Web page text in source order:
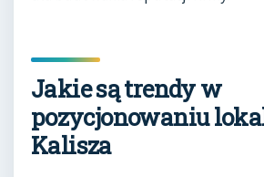
Jakie są trendy w
pozycjonowaniu
Kalisza